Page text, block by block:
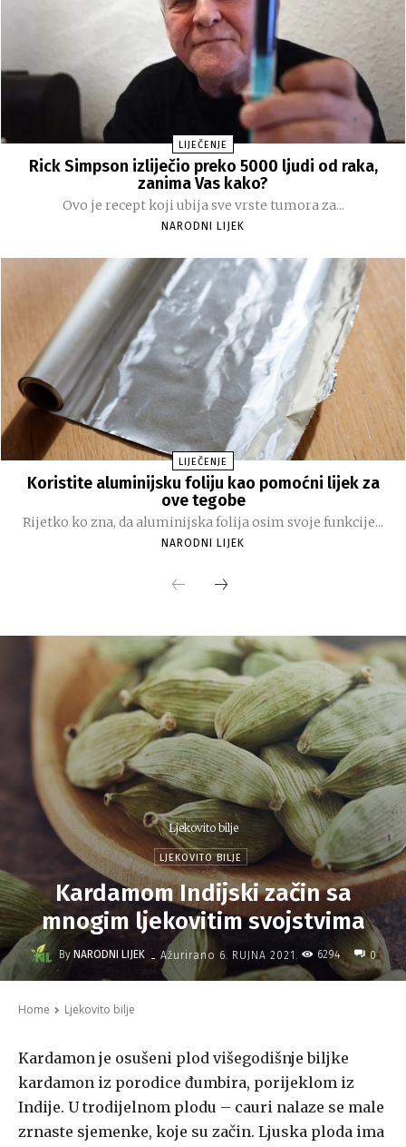
LIJEČENJE
Rick Simpson izliječio preko 5000 ljudi od raka,
zanima Vas kako?
Ovo je recept koji ubija sve vrste tumora za...
NARODNI LIJEK
LIJEČENJE
Koristite aluminijsku foliju kao pomoćni lijek za
ove tegobe
Rijetko ko zna, da aluminijska folija osim svoje funkcije...
NARODNI LIJEK